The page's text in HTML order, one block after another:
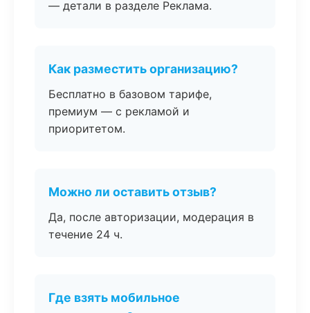
— детали в разделе Реклама.
Как разместить организацию?
Бесплатно в базовом тарифе,
премиум — с рекламой и
приоритетом.
Можно ли оставить отзыв?
Да, после авторизации, модерация в
течение 24 ч.
Где взять мобильное